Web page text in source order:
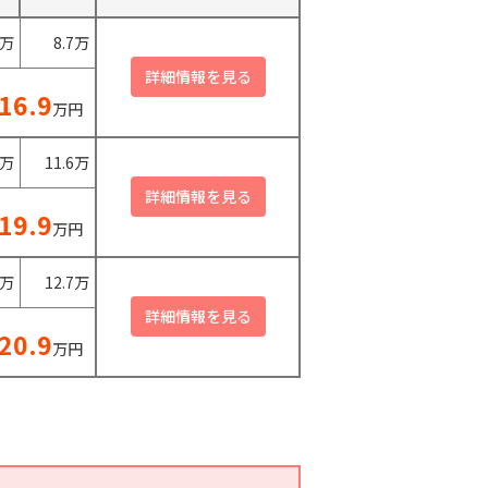
8.7万
万円
11.6万
万円
12.7万
万円